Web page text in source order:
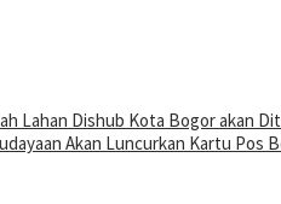
Lahan Dishub Kota Bogor akan
Akan Luncurkan Kartu Pos